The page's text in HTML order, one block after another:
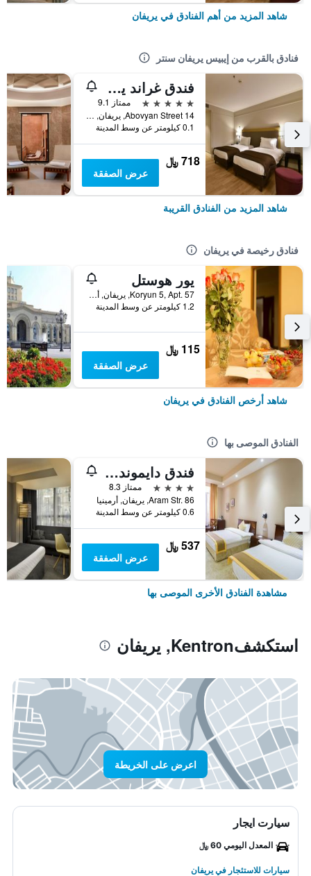
شاهد المزيد من أهم الفنادق في يريفان
فنادق بالقرب من إيبيس يريفان سنتر
فندق غراند يريفان - سموول لكجري هوتيلز أوف ذا وورلد
5 نجوم
ممتاز 9.1
14 Abovyan Street, يريفان, أرمينيا
0.1 كيلومتر عن وسط المدينة
718 ﷼
عرض الصفقة
شاهد المزيد من الفنادق القريبة
فنادق رخيصة في يريفان
يور هوستل
Koryun 5, Apt. 57, يريفان, أرمينيا
1.2 كيلومتر عن وسط المدينة
115 ﷼
عرض الصفقة
شاهد أرخص الفنادق في يريفان
الفنادق الموصى بها
فندق دايموند يريفان
4 نجوم
ممتاز 8.3
Aram Str. 86, يريفان, أرمينيا
0.6 كيلومتر عن وسط المدينة
537 ﷼
عرض الصفقة
مشاهدة الفنادق الأخرى الموصى بها
استكشفKentron, يريفان
اعرض على الخريطة
سيارت ايجار
المعدل اليومي 60 ﷼
سيارات للاستئجار في يريفان